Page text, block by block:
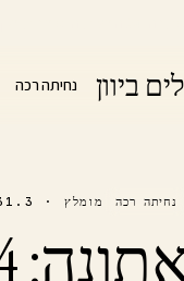
ביוון נחיתה רכה
נחיתה רכה מומלץ · 31.3